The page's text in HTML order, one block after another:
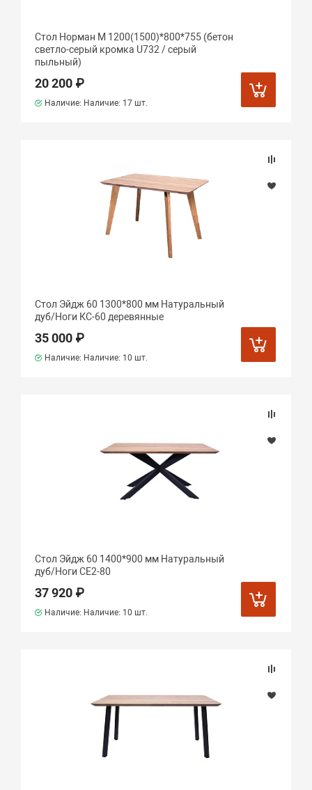
Стол Норман М 1200(1500)*800*755 (бетон
светло-серый кромка U732 / серый
пыльный)
20 200 ₽
Наличие: Наличие: 17 шт.
Стол Эйдж 60 1300*800 мм Натуральный
дуб/Ноги КС-60 деревянные
35 000 ₽
Наличие: Наличие: 10 шт.
Стол Эйдж 60 1400*900 мм Натуральный
дуб/Ноги СЕ2-80
37 920 ₽
Наличие: Наличие: 10 шт.